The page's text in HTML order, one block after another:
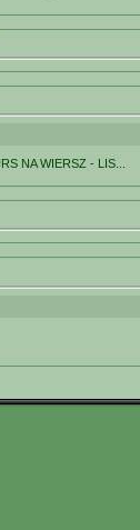
NA WIERSZ - LIS...